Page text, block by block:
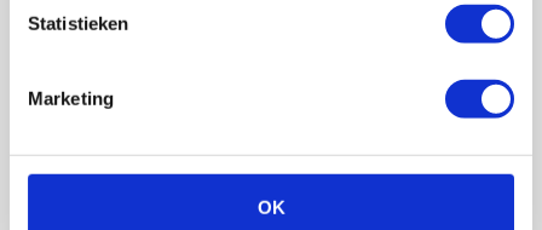
Statistieken
Marketing
OK
hulp met reparatie en onderhoud van uw scooter. Zoals
Naastbrandstof scootersgaat Robert de Vries
Tweewielers ook mee met de tijd en kunt u dus ook gaan
elektrische scooterin onze zaak. Als u liever een